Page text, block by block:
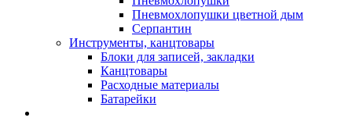
Пневмохлопушки цветной дым
Серпантин
Инструменты, канцтовары
Блоки для записей, закладки
Канцтовары
Расходные материалы
Батарейки